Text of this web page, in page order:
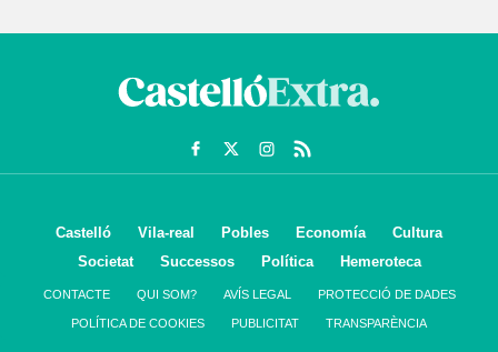
Castelló Vila-real Pobles Economía
Cultura
Societat
Successos Política Hemeroteca
CONTACTE QUI SOM? AVÍS LEGAL PROTECCIÓ DE DADES
POLÍTICA DE COOKIES PUBLICITAT TRANSPARÈNCIA